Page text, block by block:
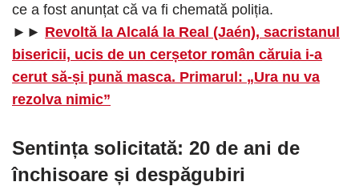
ce a fost anunțat că va fi chemată poliția.
►► Revoltă la Alcalá la Real (Jaén), sacristanul
bisericii, ucis de un cerșetor român căruia i-a
cerut să-și pună masca. Primarul: „Ura nu va
rezolva nimic”
Sentința solicitată: 20 de ani de
închisoare și despăgubiri